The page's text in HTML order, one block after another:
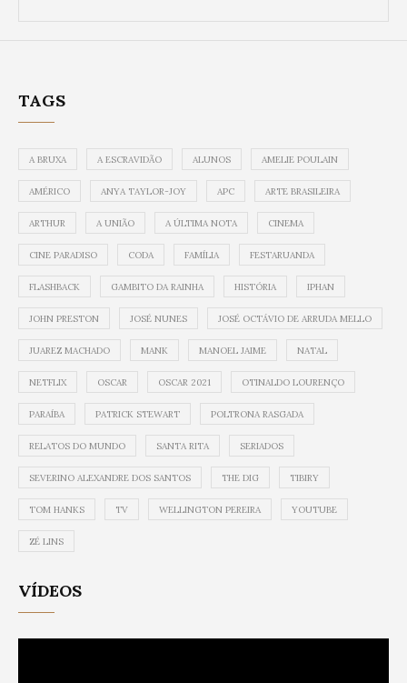
TAGS
A BRUXA A ESCRAVIDÃO ALUNOS AMELIE POULAIN
AMÉRICO ANYA TAYLOR-JOY APC ARTE BRASILEIRA
ARTHUR A UNIÃO A ÚLTIMA NOTA CINEMA
CINE PARADISO CODA FAMÍLIA FESTARUANDA
FLASHBACK GAMBITO DA RAINHA HISTÓRIA IPHAN
JOHN PRESTON JOSÉ NUNES JOSÉ OCTÁVIO DE ARRUDA MELLO
JUAREZ MACHADO MANK MANOEL JAIME NATAL
NETFLIX OSCAR OSCAR 2021 OTINALDO LOURENÇO
PARAÍBA PATRICK STEWART POLTRONA RASGADA
RELATOS DO MUNDO SANTA RITA SERIADOS
SEVERINO ALEXANDRE DOS SANTOS THE DIG TIBIRY
TOM HANKS TV WELLINGTON PEREIRA YOUTUBE
ZÉ LINS
VÍDEOS